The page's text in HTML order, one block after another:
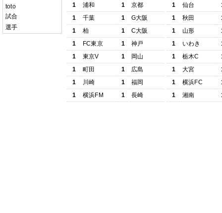
toto
試合
選手
1
浦和 1
京都
1
千葉 1
G大阪
1
柏 1
C大阪
1
FC東京 1
神戸
1
東京V 1
岡山
1
町田 1
広島
1
川崎 1
福岡
1
横浜FM 1 長崎
1
仙台
1
秋田
1
山形
1
いわき
1
栃木C
1
大宮
1
横浜FC
1
湘南